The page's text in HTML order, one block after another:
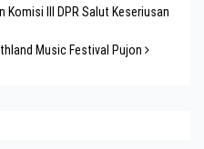
III DPR Salut Keseriusan
Music Festival Pujon